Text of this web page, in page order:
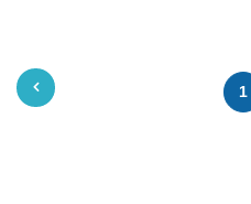
國定假日營業時間請
1